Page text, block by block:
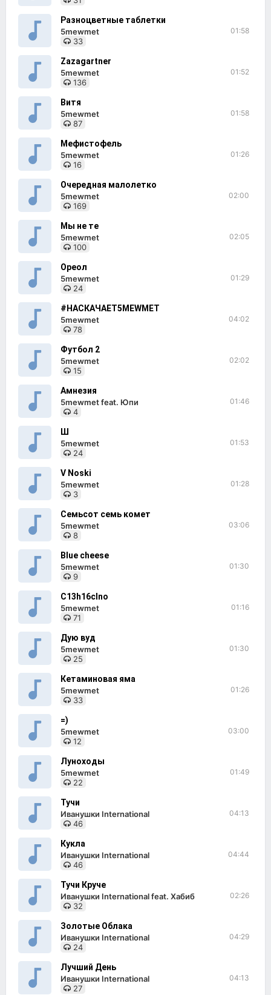
Разноцветные таблетки
5mewmet
33
01:58
Zazagartner
5mewmet
136
01:52
Витя
5mewmet
87
01:58
Мефистофель
5mewmet
16
01:26
Очередная малолетко
5mewmet
169
02:00
Мы не те
5mewmet
100
02:05
Ореол
5mewmet
24
01:29
#НАСКАЧАЕT5MEWMET
5mewmet
78
04:02
Футбол 2
5mewmet
15
02:02
Амнезия
5mewmet feat. Юпи
4
01:46
Ш
5mewmet
24
01:53
V Noski
5mewmet
3
01:28
Семьсот семь комет
5mewmet
8
03:06
Blue cheese
5mewmet
9
01:30
C13h16clno
5mewmet
71
01:16
Дую вуд
5mewmet
25
01:30
Кетаминовая яма
5mewmet
33
01:26
=)
5mewmet
12
03:00
Луноходы
5mewmet
22
01:49
Тучи
Иванушки International
46
04:13
Кукла
Иванушки International
46
04:44
Тучи Круче
Иванушки International feat. Хабиб
32
02:26
Золотые Облака
Иванушки International
24
04:29
Лучший День
Иванушки International
27
04:13